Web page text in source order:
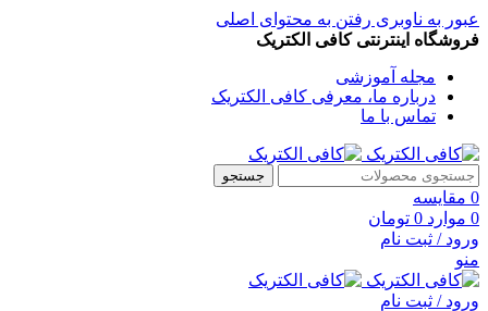
عبور به ناوبری رفتن به محتوای اصلی
فروشگاه اینترنتی کافی الکتریک
مجله آموزشی
درباره ما، معرفی کافی الکتریک
تماس با ما
جستجو
0 مقایسه
0 موارد 0 تومان
ورود / ثبت نام
منو
ورود / ثبت نام